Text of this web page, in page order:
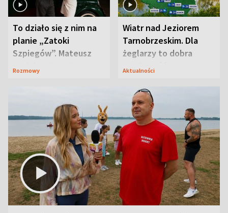
To działo się z nim na
planie „Zatoki
Szpiegów”. Mateusz
Janicki odsłonił
Rozmowy
Wiatr nad Jeziorem
Tarnobrzeskim. Dla
żeglarzy to dobra
wiadomość
Aktualności